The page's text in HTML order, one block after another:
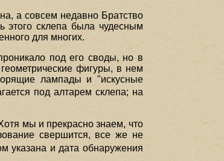
а совсем недавно Братство
этого склепа была чудесным
для многих.
под его своды, но в
фигуры, в нем
лампады и "искусные
под алтарем склепа; на
мы и прекрасно знаем, что
свершится, все же не
указана и дата обнаружения